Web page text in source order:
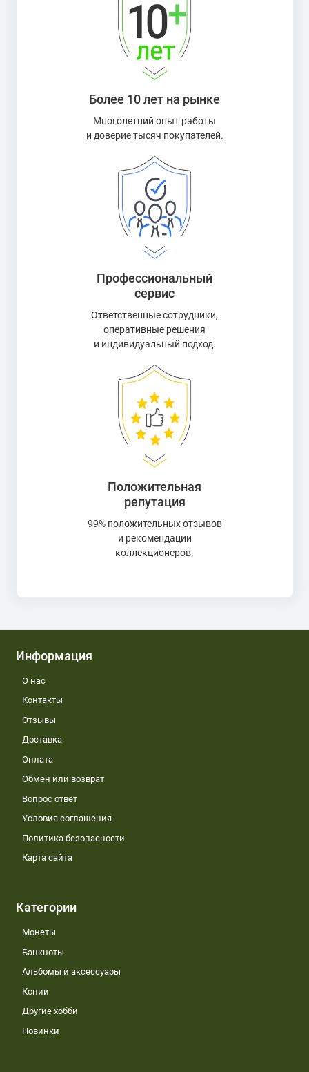
Более 10 лет на рынке
Многолетний опыт работы
и доверие тысяч покупателей.
Профессиональный
сервис
Ответственные сотрудники,
оперативные решения
и индивидуальный подход.
Положительная
репутация
99% положительных отзывов
и рекомендации
коллекционеров.
Информация
О нас
Контакты
Отзывы
Доставка
Оплата
Обмен или возврат
Вопрос ответ
Условия соглашения
Политика безопасности
Карта сайта
Категории
Монеты
Банкноты
Альбомы и аксессуары
Копии
Другие хобби
Новинки